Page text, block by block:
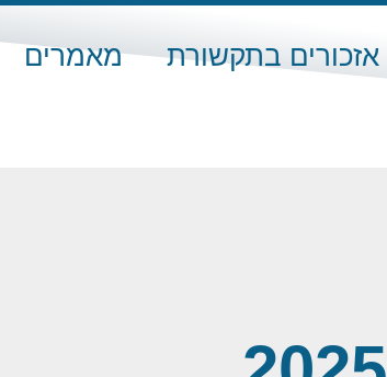
אזכורים בתקשורת
מאמרים